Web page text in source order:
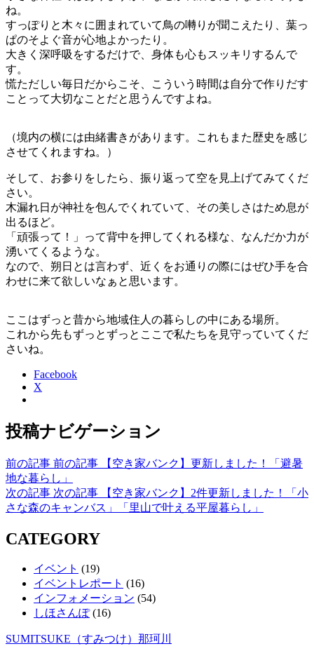
ね。
すっぽりと木々に囲まれていて鳥の囀りが聞こえたり、葉っ
ぱのそよぐ音が心地よかったり。
大きく深呼吸をするだけで、身体も心もスッキリするんで
す。
慌ただしい毎日だからこそ、こういう時間は自分で作りだす
ことって大切なことだと思うんですよね。
（境内の横には由緒書きがあります。これもまた歴史を感じ
させてくれますね。）
そして、お参りをしたら、振り返って空を見上げてみてくだ
さい。
木漏れ日が神社を包んでくれていて、その美しさはため息が
出るほど。
「頑張って！」って背中を押してくれる様な、なんだか力が
湧いてくるような。
なので、朔日とは言わず、近くをお通りの際にはぜひ手を合
わせに来て欲しいなぁと思います。
ここはずっと昔から地域住人の暮らしの中にある場所。
これから先もずっとずっとここで私たちを見守っていてくだ
さいね。
Facebook
X
投稿ナビゲーション
前の記事 前の記事
【空き家バンク】更新しました！「避暑
地な暮らし」
次の記事 次の記事
【空き家バンク】2件更新しました！「小
さな森のキャンバス」「里山で叶える平屋暮らし」
CATEGORY
イベント (19)
イベントレポート (16)
インフォメーション (54)
しほさんぽ(16)
SUMITSUKE（すみつけ）那珂川